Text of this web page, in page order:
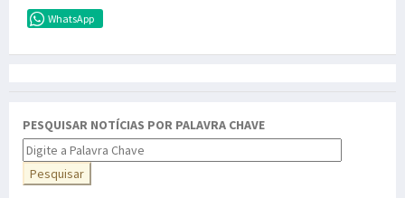
WhatsApp
PESQUISAR NOTÍCIAS POR PALAVRA CHAVE